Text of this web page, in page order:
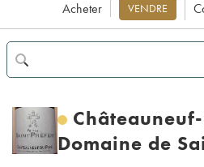
Acheter VENDRE
Domaine de